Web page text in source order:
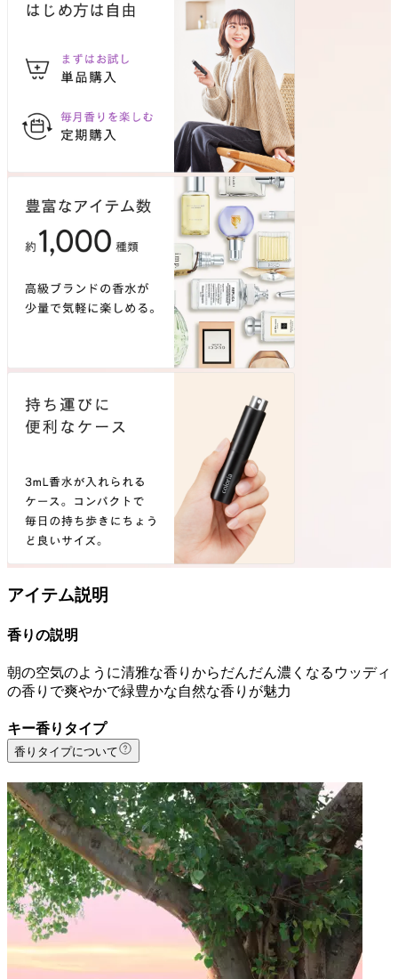
アイテム説明
香りの説明
朝の空気のように清雅な香りからだんだん濃くなるウッディ
の香りで爽やかで緑豊かな自然な香りが魅力
キー香りタイプ
香りタイプについて